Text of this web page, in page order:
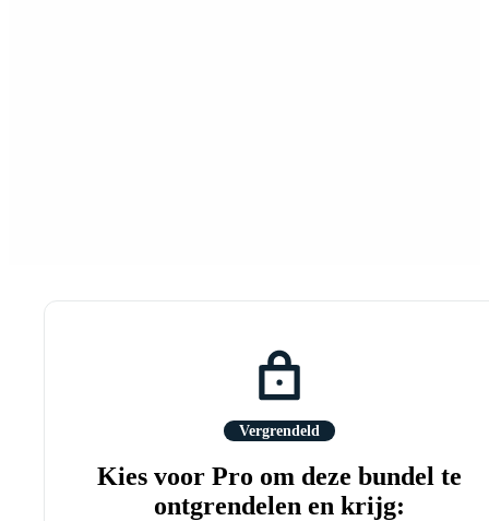
Vergrendeld
Kies voor Pro om deze bundel te
ontgrendelen en krijg: